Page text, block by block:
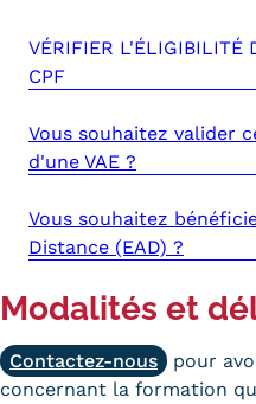
JPO
VÉRIFIER L'ÉLIGIBILITÉ
CPF
Vous souhaitez valider
d'une VAE ?
Vous souhaitez
Distance (EAD) ?
Modalités et
Contactez-nous
pour
concernant la formation